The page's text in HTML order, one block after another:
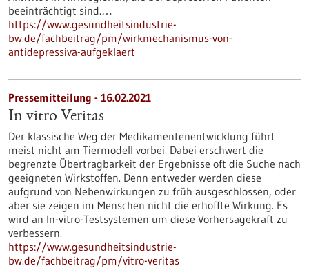
beeinträchtigt sind.…
https://www.gesundheitsindustrie-
bw.de/fachbeitrag/pm/wirkmechanismus-von-
antidepressiva-aufgeklaert
Pressemitteilung - 16.02.2021
In vitro Veritas
Der klassische Weg der Medikamentenentwicklung führt
meist nicht am Tiermodell vorbei. Dabei erschwert die
begrenzte Übertragbarkeit der Ergebnisse oft die Suche nach
geeigneten Wirkstoffen. Denn entweder werden diese
aufgrund von Nebenwirkungen zu früh ausgeschlossen, oder
aber sie zeigen im Menschen nicht die erhoffte Wirkung. Es
wird an In-vitro-Testsystemen um diese Vorhersagekraft zu
verbessern.
https://www.gesundheitsindustrie-
bw.de/fachbeitrag/pm/vitro-veritas